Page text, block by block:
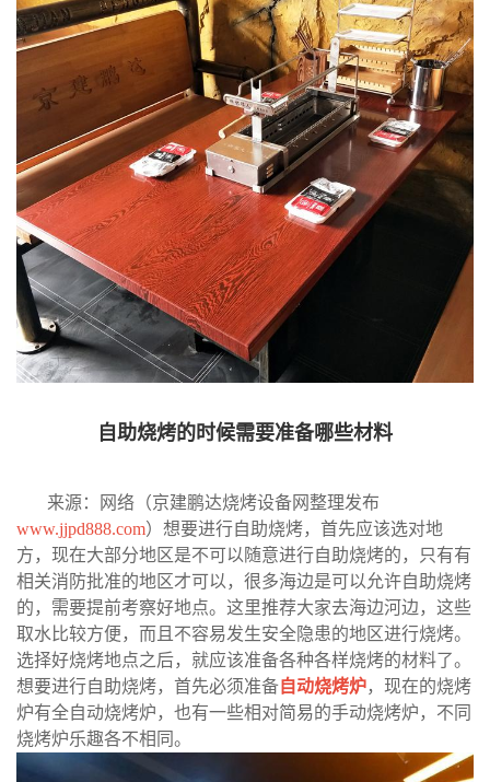
自助烧烤的时候需要准备哪些材料
来源：网络（京建鹏达烧烤设备网整理发布
www.jjpd888.com）想要进行自助烧烤，首先应该选对地
方，现在大部分地区是不可以随意进行自助烧烤的，只有有
相关消防批准的地区才可以，很多海边是可以允许自助烧烤
的，需要提前考察好地点。这里推荐大家去海边河边，这些
取水比较方便，而且不容易发生安全隐患的地区进行烧烤。
选择好烧烤地点之后，就应该准备各种各样烧烤的材料了。
想要进行自助烧烤，首先必须准备自动烧烤炉，现在的烧烤
炉有全自动烧烤炉，也有一些相对简易的手动烧烤炉，不同
烧烤炉乐趣各不相同。